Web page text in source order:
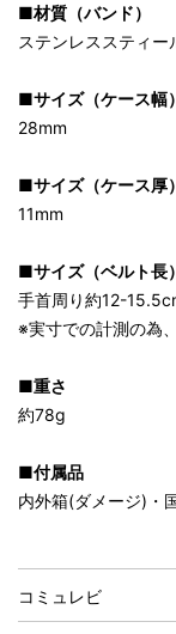
■材質（バンド）
ステンレススティ
■サイズ（ケース幅）
28mm
■サイズ（ケース厚）
11mm
■サイズ（ベルト長）
手首周り約12-
※実寸での計測の為
■重さ
約78g
■付属品
内外箱(ダメージ)・
コミュレビ